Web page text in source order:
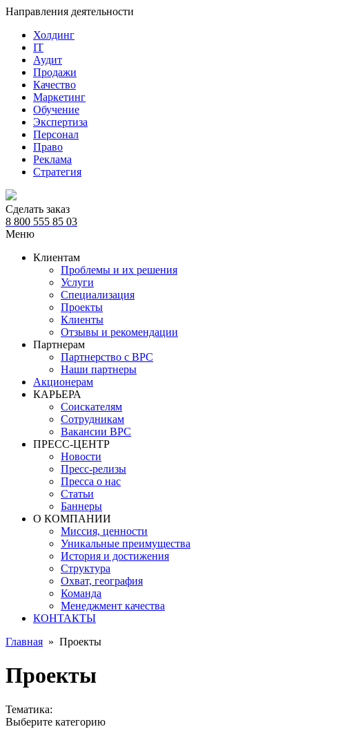
Направления деятельности
Холдинг
IT
Аудит
Продажи
Качество
Маркетинг
Обучение
Экспертиза
Персонал
Право
Реклама
Стратегия
Сделать заказ
8 800 555 85 03
Меню
Клиентам
Проблемы и их решения
Услуги
Специализация
Проекты
Клиенты
Отзывы и рекомендации
Партнерам
Партнерство с BPC
Наши партнеры
Акционерам
КАРЬЕРА
Соискателям
Сотрудникам
Вакансии BPC
ПРЕСС-ЦЕНТР
Новости
Пресс-релизы
Пресса о нас
Статьи
Баннеры
О КОМПАНИИ
Миссия, ценности
Уникальные преимущества
История и достижения
Структура
Охват, география
Команда
Менеджмент качества
КОНТАКТЫ
Главная » Проекты
Проекты
Тематика:
Выберите категорию